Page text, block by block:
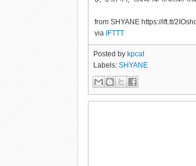
from SHYANE https://ift.tt/
via IFTTT
Posted bykpcat
Labels:SHYANE